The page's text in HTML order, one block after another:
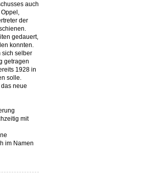
auch
der
gedauert,
konnten.
sich selber
getragen
1928 in
solle.
neue
mit
im Namen